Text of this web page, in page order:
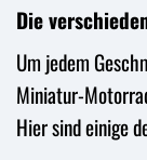
Die
Um jedem
Miniatur-
Hier sind einige